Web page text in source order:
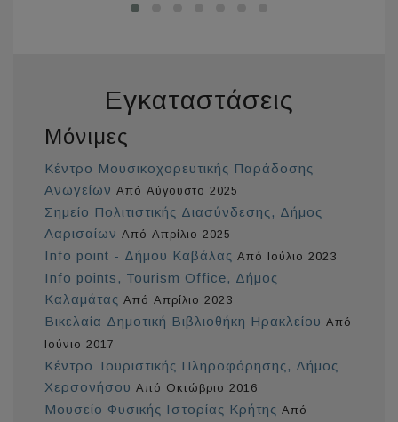
Εγκαταστάσεις
Μόνιμες
Κέντρο Μουσικοχορευτικής Παράδοσης
Ανωγείων Από Αύγουστο 2025
Σημείο Πολιτιστικής Διασύνδεσης, Δήμος
Λαρισαίων Από Απρίλιο 2025
Info point - Δήμου Καβάλας Από Ιούλιο 2023
Info points, Tourism Office, Δήμος
Καλαμάτας Από Απρίλιο 2023
Βικελαία Δημοτική Βιβλιοθήκη Ηρακλείου Από
Ιούνιο 2017
Κέντρο Τουριστικής Πληροφόρησης, Δήμος
Χερσονήσου Από Οκτώβριο 2016
Μουσείο Φυσικής Ιστορίας Κρήτης Από